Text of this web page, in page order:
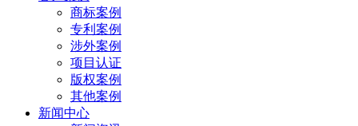
商标案例
专利案例
涉外案例
项目认证
版权案例
其他案例
新闻中心